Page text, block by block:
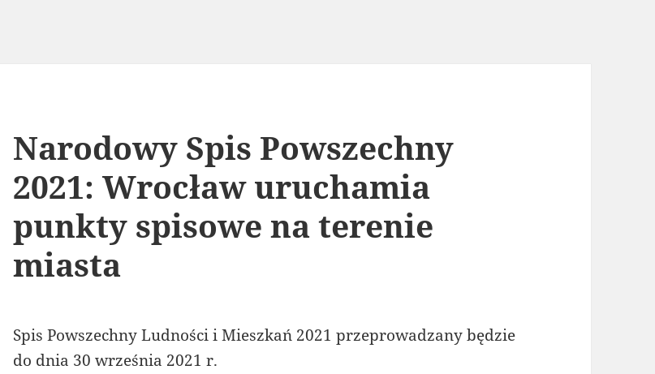
Narodowy Spis Powszechny
2021: Wrocław uruchamia
punkty spisowe na terenie
miasta
Spis Powszechny Ludności i Mieszkań 2021 przeprowadzany będzie
do dnia 30 września 2021 r.